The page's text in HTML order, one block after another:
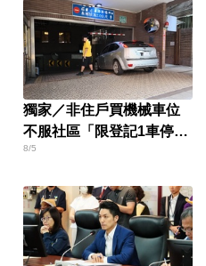
獨家／非住戶買機械車位
不服社區「限登記1車停」
報警
8/5